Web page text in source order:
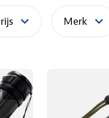
Merk